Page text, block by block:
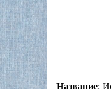
Название: